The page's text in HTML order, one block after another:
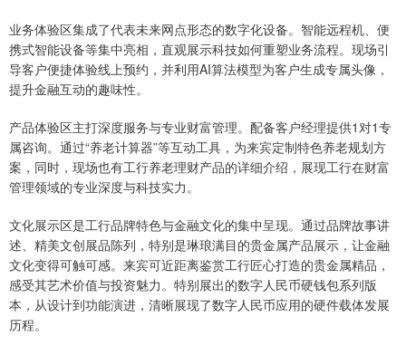
业务体验区集成了代表未来网点形态的数字化设备。智能远程机、便
携式智能设备等集中亮相，直观展示科技如何重塑业务流程。现场引
导客户便捷体验线上预约，并利用AI算法模型为客户生成专属头像，
提升金融互动的趣味性。
产品体验区主打深度服务与专业财富管理。配备客户经理提供1对1专
属咨询。通过“养老计算器”等互动工具，为来宾定制特色养老规划方
案，同时，现场也有工行养老理财产品的详细介绍，展现工行在财富
管理领域的专业深度与科技实力。
文化展示区是工行品牌特色与金融文化的集中呈现。通过品牌故事讲
述、精美文创展品陈列，特别是琳琅满目的贵金属产品展示，让金融
文化变得可触可感。来宾可近距离鉴赏工行匠心打造的贵金属精品，
感受其艺术价值与投资魅力。特别展出的数字人民币硬钱包系列版
本，从设计到功能演进，清晰展现了数字人民币应用的硬件载体发展
历程。